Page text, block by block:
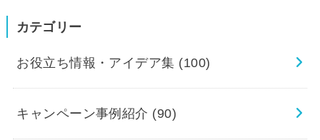
カテゴリー
お役立ち情報・アイデア集 (100)
キャンペーン事例紹介 (90)